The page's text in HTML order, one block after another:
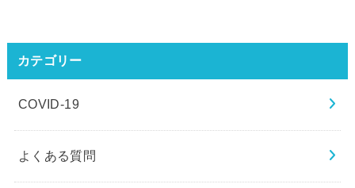
カテゴリー
COVID-19
よくある質問